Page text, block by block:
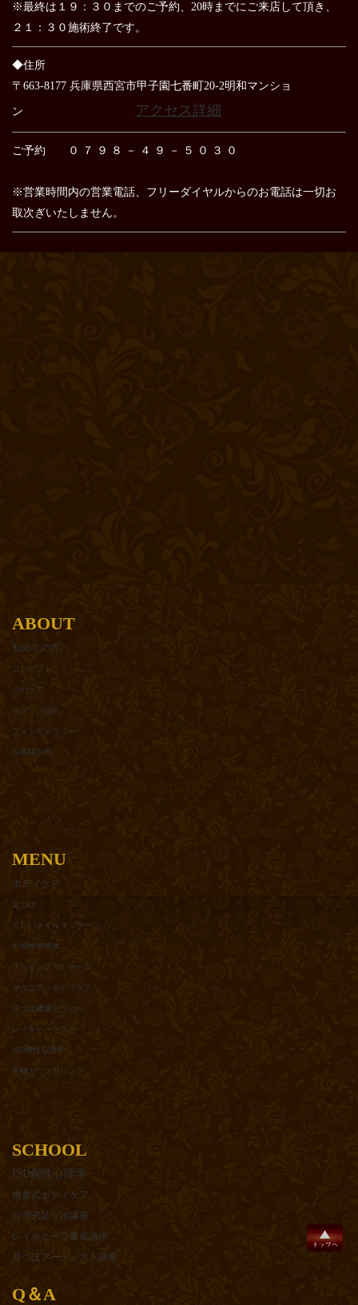
※最終は１９：３０までのご予約、20時までにご来店して頂き、
２１：３０施術終了です。
◆住所
〒663-8177 兵庫県西宮市甲子園七番町20-2明和マンショ
ン アクセス詳細
ご予約 ０ ７ ９ ８ － ４ ９ － ５ ０ ３ ０
※営業時間内の営業電話、フリーダイヤルからのお電話は一切お
取次ぎいたしません。
ABOUT
初めての方
コンセプト
心のケア
スタッフ紹介
フォトギャラリー
お客様の声
MENU
ボディケア
足つぼ
リンパオイルマッサージ
中国推拿整体
スリミングマッサージ
マタニティボディケア
耳つぼ健康セラピー
レイキヒーリング
ISD個性心理学
各種カウンセリング
SCHOOL
ISD個性心理学
推拿式ボディケア
台湾式足ツボ講座
レイキヒーラ養成講座
耳つぼアーティスト講座
Q＆A